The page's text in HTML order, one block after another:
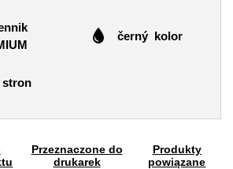
černý kolor
stron
Przeznaczone do
drukarek
Produkty
powiązane